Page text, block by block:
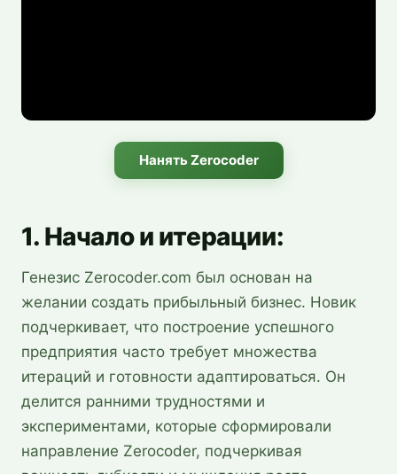
Нанять Zerocoder
1. Начало и итерации:
Генезис Zerocoder.com был основан на
желании создать прибыльный бизнес. Новик
подчеркивает, что построение успешного
предприятия часто требует множества
итераций и готовности адаптироваться. Он
делится ранними трудностями и
экспериментами, которые сформировали
направление Zerocoder, подчеркивая